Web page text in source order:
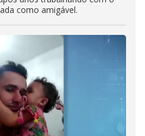
como amigável.